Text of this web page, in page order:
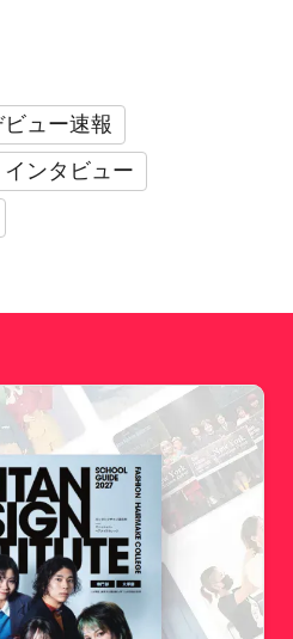
ュー速報
インタビュー